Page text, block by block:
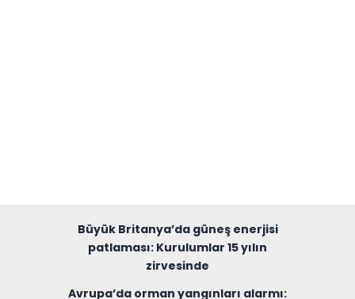
Büyük Britanya’da güneş enerjisi
patlaması: Kurulumlar 15 yılın
zirvesinde
Avrupa’da orman yangınları alarmı: